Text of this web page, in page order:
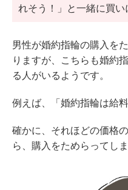
れそう！」と一緒に買
男性が婚約指輪の購入を
りますが、こちらも婚約
る人がいるようです。
例えば、「婚約指輪は給
確かに、それほどの価格
ら、購入をためらってし